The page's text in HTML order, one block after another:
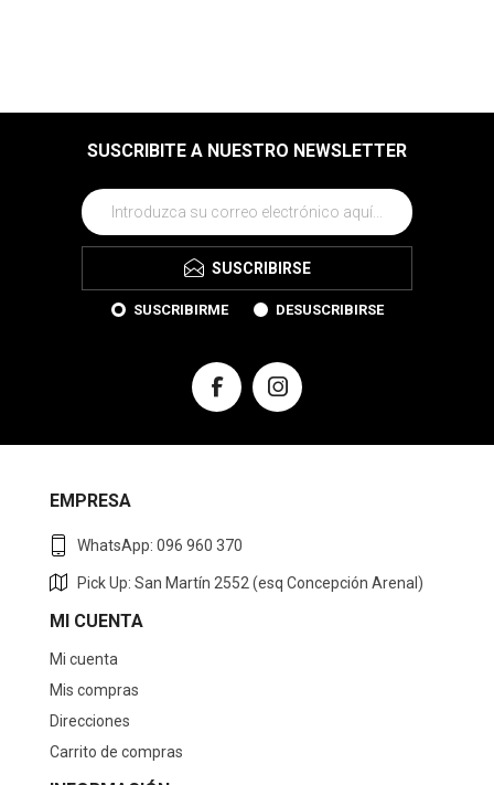
SUSCRIBITE A NUESTRO NEWSLETTER
SUSCRIBIRSE
SUSCRIBIRME DESUSCRIBIRSE
EMPRESA
WhatsApp: 096 960 370
Pick Up: San Martín 2552 (esq Concepción Arenal)
MI CUENTA
Mi cuenta
Mis compras
Direcciones
Carrito de compras